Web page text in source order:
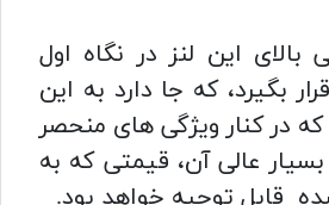
این لنز در نگاه اول
بگیرد، که جا دارد به این
در کنار ویژگی های منحصر
عالی آن، قیمتی که به
قابل توجیه خواهد بود.